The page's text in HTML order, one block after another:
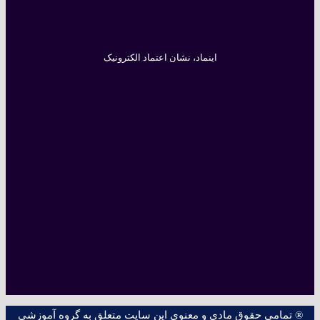
اینماد، نشان اعتماد الکترونیک
® تمامی حقوق مادی و معنوی این سایت متعلق به گروه آموزشی